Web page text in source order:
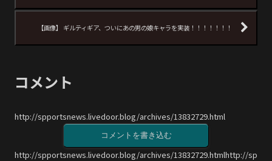
【画像】 ギルティギア、ついにあの男の娘キャラを実装！！！！！！！
コメント
http://spportsnews.livedoor.blog/archives/13832729.html
コメントを書き込む
http://spportsnews.livedoor.blog/archives/13832729.htmlhttp://sp